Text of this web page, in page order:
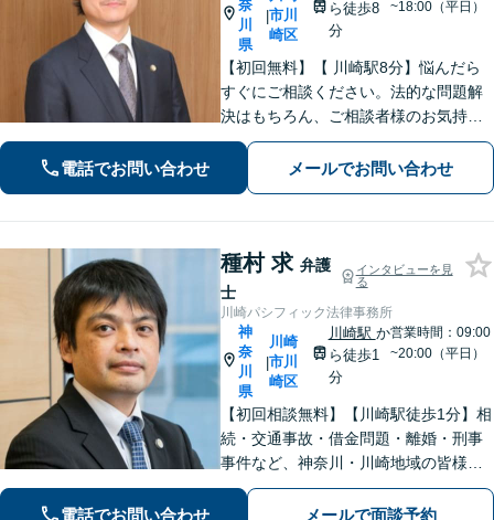
奈
川
県
|市川
崎区
ら徒歩8
分
~18:00（平日）
【初回無料】【 川崎駅8分】悩んだら
すぐにご相談ください。法的な問題解
決はもちろん、ご相談者様のお気持ち
まで徹底サポートします。不安を和ら
げる「レスポンスの速さ」と「二人三
脚」の姿勢で解決まで伴走いたします
電話でお問い合わせ メールでお問い合わせ
種村 求 弁護
士
インタビューを見
る
川崎パシフィック法律事務所
神
奈
川
県
|
川崎
市川
崎区
川崎駅 か
ら徒歩1
分
営業時間：09:00
~20:00（平日）
【初回相談無料】【川崎駅徒歩1分】相
続・交通事故・借金問題・離婚・刑事
事件など、神奈川・川崎地域の皆様の
法律問題を解決すべく、親身になって
取り組みます。クチコミ・リピーター
電話でお問い合わせ メールで面談予約